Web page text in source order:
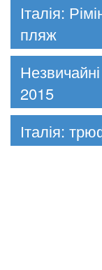
Італія:
пляж
2015
Італія: